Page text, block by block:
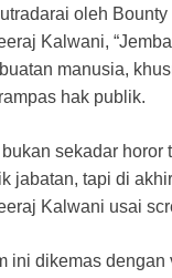
A
p
p
o
o
k
oleh
Kalwani,
manusia,
hak publik.
bukan sekadar
jabatan, tapi di
Kalwani usai
ini dikemas